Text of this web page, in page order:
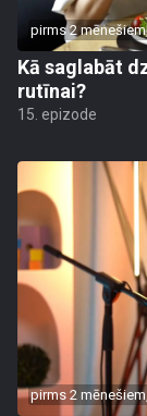
pirms 2
Kā saglabāt
rutīnai?
15. epizode
pirms 2